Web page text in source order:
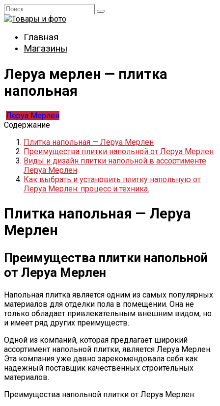
Перейти
к
Search
for:
Главная
Магазины
Леруа мерлен — плитка
напольная
Леруа Мерлен
Содержание
Плитка напольная — Леруа Мерлен
Преимущества плитки напольной от Леруа Мерлен
Виды и дизайн плитки напольной в ассортименте
Леруа Мерлен
Как выбрать и установить плитку напольную от
Леруа Мерлен: процесс и техника.
Плитка напольная — Леруа
Мерлен
Преимущества плитки напольной
от Леруа Мерлен
Напольная плитка является одним из самых популярных
материалов для отделки пола в помещении. Она не
только обладает привлекательным внешним видом, но
и имеет ряд других преимуществ.
Одной из компаний, которая предлагает широкий
ассортимент напольной плитки, является Леруа Мерлен.
Эта компания уже давно зарекомендовала себя как
надежный поставщик качественных строительных
материалов.
Преимущества напольной плитки от Леруа Мерлен: